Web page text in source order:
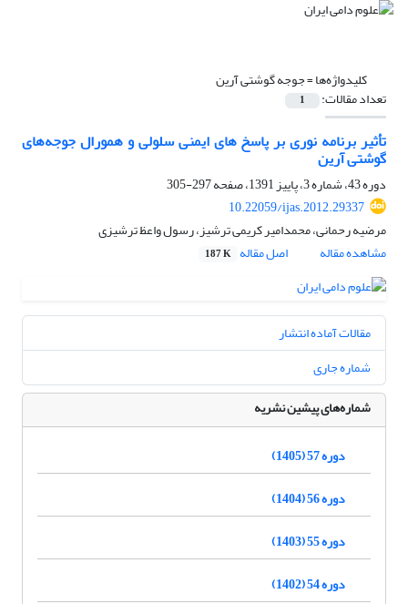
کلیدواژه‌ها =جوجه گوشتی آرین
تعداد مقالات: 1
تأثیر برنامه نوری بر پاسخ های ایمنی سلولی و همورال جوجه‌های
گوشتی آرین
دوره 43، شماره 3، پاییز 1391، صفحه
297-305
10.22059/ijas.2012.29337
مرضیه رحمانی، محمدامیر کریمی ترشیز، رسول واعظ ترشیزی
مشاهده مقاله
اصل مقاله 187 K
مقالات آماده انتشار
شماره جاری
شماره‌های پیشین نشریه
دوره 57 (1405)
دوره 56 (1404)
دوره 55 (1403)
دوره 54 (1402)